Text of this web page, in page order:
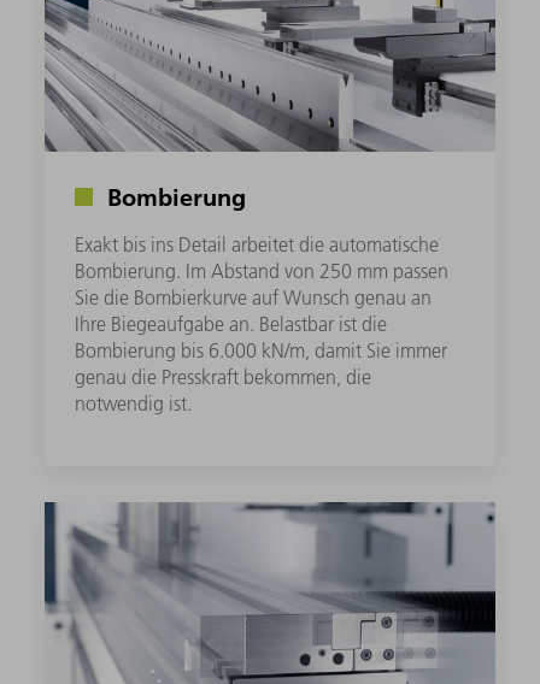
Bombierung
Exakt bis ins Detail arbeitet die automatische
Bombierung. Im Abstand von 250 mm passen
Sie die Bombierkurve auf Wunsch genau an
Ihre Biegeaufgabe an. Belastbar ist die
Bombierung bis 6.000 kN/m, damit Sie immer
genau die Presskraft bekommen, die
notwendig ist.